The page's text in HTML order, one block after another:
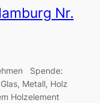
Nr.
Spende:
Metall, Holz
Holzelement